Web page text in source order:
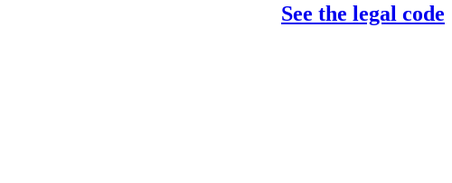
See the legal code